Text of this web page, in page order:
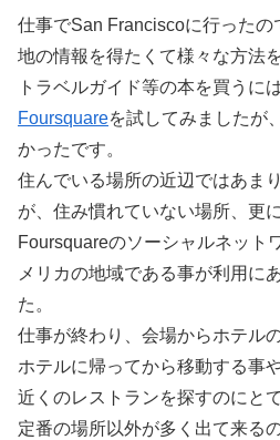
仕事でSan Franciscoに行ったの
地の情報を得たくて様々な方法
トラベルガイド等の本を買うに
Foursquareを試してみましたが
かったです。
住んでいる場所の近辺ではあま
が、住み慣れていない場所、更
Foursquareのソーシャルネット
メリカの地域である事が利用に
た。
仕事が終わり、会場からホテル
ホテルに帰ってから移動する事
近くのレストランを探すのにと
定番の場所以外が多く出て来る